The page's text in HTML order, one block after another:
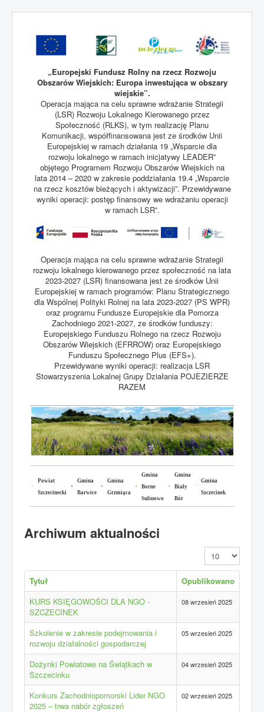
„Europejski Fundusz Rolny na rzecz Rozwoju
Obszarów Wiejskich: Europa inwestująca w obszary
wiejskie”.
Operacja mająca na celu sprawne wdrażanie Strategii
(LSR) Rozwoju Lokalnego Kierowanego przez
Społeczność (RLKS), w tym realizację Planu
Komunikacji, współfinansowana jest ze środków Unii
Europejskiej w ramach działania 19 „Wsparcie dla
rozwoju lokalnego w ramach inicjatywy LEADER”
objętego Programem Rozwoju Obszarów Wiejskich na
lata 2014 – 2020 w zakresie poddziałania 19.4 „Wsparcie
na rzecz kosztów bieżących i aktywizacji”. Przewidywane
wyniki operacji: postęp finansowy we wdrażaniu operacji
w ramach LSR”.
Operacja mająca na celu sprawne wdrażanie Strategii
rozwoju lokalnego kierowanego przez społeczność na lata
2023-2027 (LSR) finansowana jest ze środków Unii
Europejskiej w ramach programów: Planu Strategicznego
dla Wspólnej Polityki Rolnej na lata 2023-2027 (PS WPR)
oraz programu Fundusze Europejskie dla Pomorza
Zachodniego 2021-2027, ze środków funduszy:
Europejskiego Funduszu Rolnego na rzecz Rozwoju
Obszarów Wiejskich (EFRROW) oraz Europejskiego
Funduszu Społecznego Plus (EFS+).
Przewidywane wyniki operacji: realizacja LSR
Stowarzyszenia Lokalnej Grupy Działania POJEZIERZE
RAZEM
Powiat
Szczecinecki
Gmina
Barwice
Gmina
Grzmiąca
Gmina
Borne
Sulinowo
Gmina
Biały
Bór
Gmina
Szczecinek
Archiwum aktualności
Pokaż #
Tytuł
Opublikowano
KURS KSIĘGOWOŚCI DLA NGO -
SZCZECINEK
08 wrzesień 2025
Szkolenie w zakresie podejmowania i
rozwoju działalności gospodarczej
05 wrzesień 2025
Dożynki Powiatowe na Świątkach w
Szczecinku
04 wrzesień 2025
Konkurs Zachodniopomorski Lider NGO
2025 – trwa nabór zgłoszeń
02 wrzesień 2025